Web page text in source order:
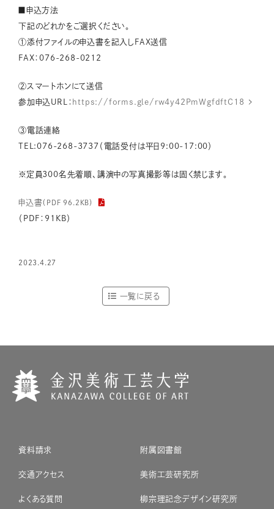
■申込方法
下記のどれかをご選択ください。
①添付ファイルの申込書を記入しFAX送信
FAX：076-268-0212
②スマートホンにて送信
参加申込URL： https://forms.gle/rw4y42PmWgfdftC18
③電話連絡
TEL:076-268-3737（電話受付は平日9:00-17:00）
※定員300名先着順、講演中の写真撮影等は固く禁じます。
申込書（PDF 96.2KB）
（PDF：91KB）
2023.4.27
一覧に戻る
資料請求
交通アクセス
よくある質問
附属図書館
美術工芸研究所
柳宗理記念デザイン研究所